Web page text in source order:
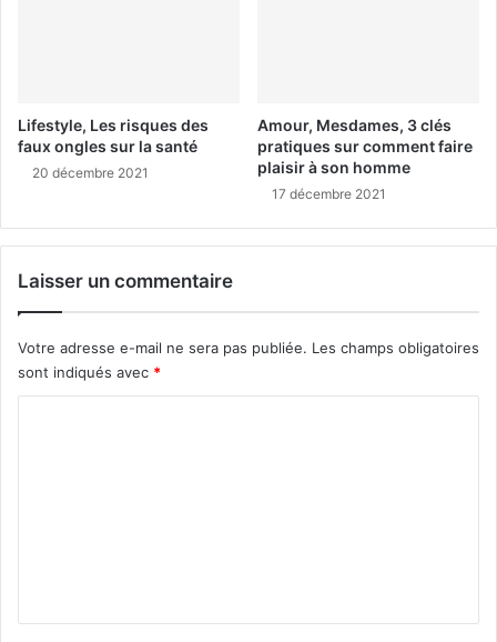
Lifestyle, Les risques des
faux ongles sur la santé
20 décembre 2021
Amour, Mesdames, 3 clés
pratiques sur comment faire
plaisir à son homme
17 décembre 2021
Laisser un commentaire
Votre adresse e-mail ne sera pas publiée. Les champs obligatoires
sont indiqués avec *